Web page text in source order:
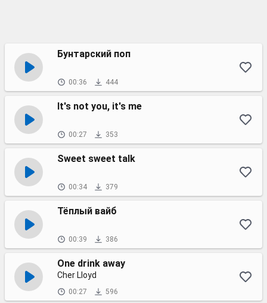
Бунтарский поп
00:36 444
It's not you, it's me
00:27 353
Sweet sweet talk
00:34 379
Тёплый вайб
00:39 386
One drink away
Cher Lloyd
00:27 596